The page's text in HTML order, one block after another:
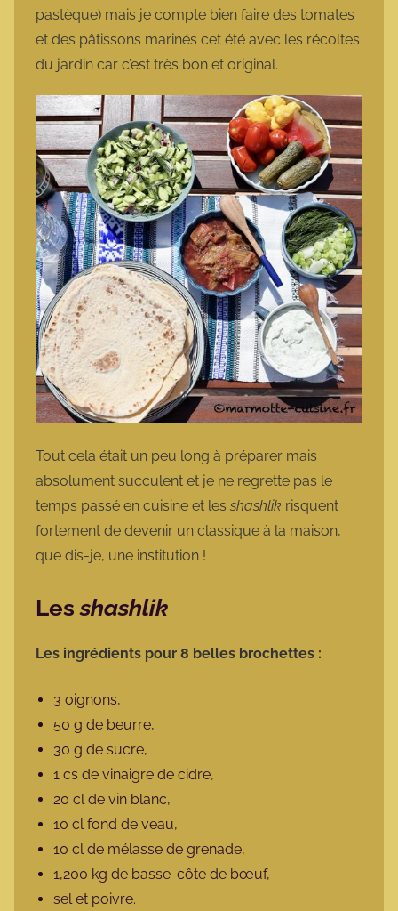
pastèque) mais je compte bien faire des tomates
et des pâtissons marinés cet été avec les récoltes
du jardin car c’est très bon et original.
Tout cela était un peu long à préparer mais
absolument succulent et je ne regrette pas le
temps passé en cuisine et les shashlik risquent
fortement de devenir un classique à la maison,
que dis-je, une institution !
Lesshashlik
Les ingrédients pour 8 belles brochettes :
3 oignons,
50 g de beurre,
30 g de sucre,
1 cs de vinaigre de cidre,
20 cl de vin blanc,
10 cl fond de veau,
10 cl de mélasse de grenade,
1,200 kg de basse-côte de bœuf,
sel et poivre.